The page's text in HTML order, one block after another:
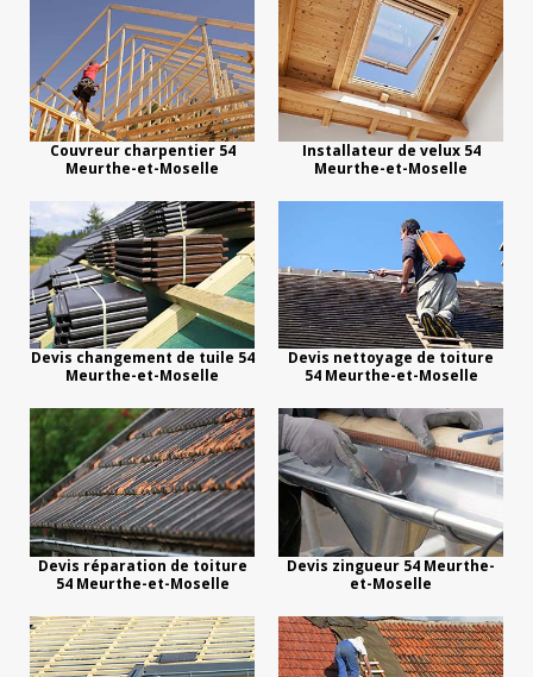
Couvreur charpentier 54
Meurthe-et-Moselle
Installateur de velux 54
Meurthe-et-Moselle
Devis changement de tuile 54
Meurthe-et-Moselle
Devis nettoyage de toiture
54 Meurthe-et-Moselle
Devis réparation de toiture
54 Meurthe-et-Moselle
Devis zingueur 54 Meurthe-
et-Moselle